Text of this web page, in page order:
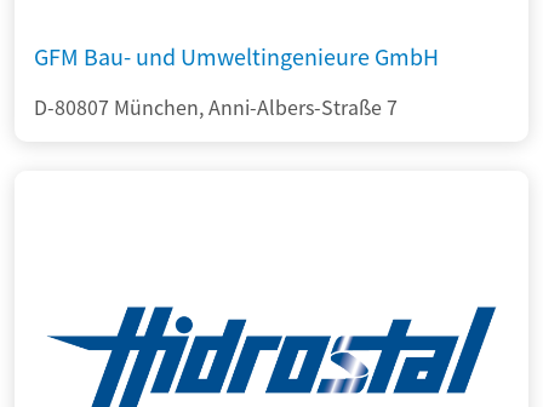
GFM Bau- und Umweltingenieure GmbH
D-80807 München, Anni-Albers-Straße 7